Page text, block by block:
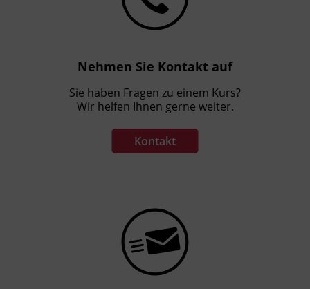
Nehmen Sie Kontakt auf
Sie haben Fragen zu einem Kurs?
Wir helfen Ihnen gerne weiter.
Kontakt